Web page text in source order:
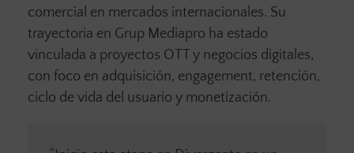
comercial en mercados internacionales. Su
trayectoria en Grup Mediapro ha estado
vinculada a proyectos OTT y negocios digitales,
con foco en adquisición, engagement, retención,
ciclo de vida del usuario y monetización.